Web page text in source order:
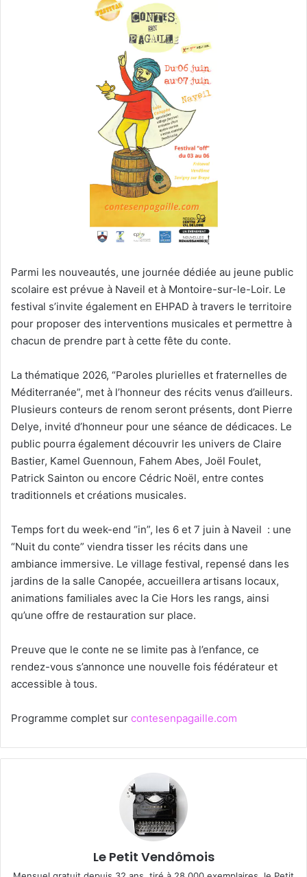
Parmi les nouveautés, une journée dédiée au jeune public
scolaire est prévue à Naveil et à Montoire-sur-le-Loir. Le
festival s’invite également en EHPAD à travers le territoire
pour proposer des interventions musicales et permettre à
chacun de prendre part à cette fête du conte.
La thématique 2026, “Paroles plurielles et fraternelles de
Méditerranée”, met à l’honneur des récits venus d’ailleurs.
Plusieurs conteurs de renom seront présents, dont Pierre
Delye, invité d’honneur pour une séance de dédicaces. Le
public pourra également découvrir les univers de Claire
Bastier, Kamel Guennoun, Fahem Abes, Joël Foulet,
Patrick Sainton ou encore Cédric Noël, entre contes
traditionnels et créations musicales.
Temps fort du week-end “in”, les 6 et 7 juin à Naveil : une
“Nuit du conte” viendra tisser les récits dans une
ambiance immersive. Le village festival, repensé dans les
jardins de la salle Canopée, accueillera artisans locaux,
animations familiales avec la Cie Hors les rangs, ainsi
qu’une offre de restauration sur place.
Preuve que le conte ne se limite pas à l’enfance, ce
rendez-vous s’annonce une nouvelle fois fédérateur et
accessible à tous.
Programme complet sur contesenpagaille.com
Le Petit Vendômois